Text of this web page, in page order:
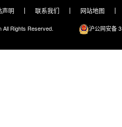
声明 联系我们 网站地图
Rights Reserved. 沪公网安备